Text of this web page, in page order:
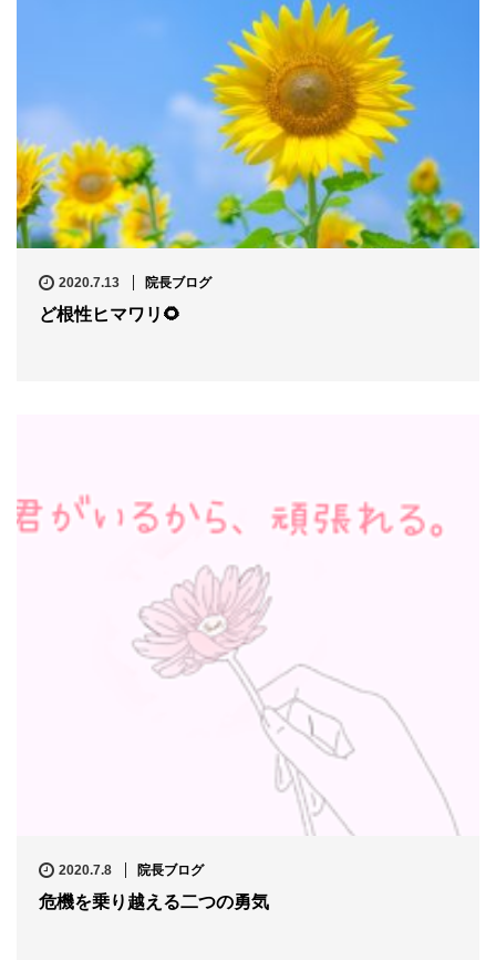
2020.7.13 院長ブログ
ど根性ヒマワリ🌻
2020.7.8 院長ブログ
危機を乗り越える二つの勇気